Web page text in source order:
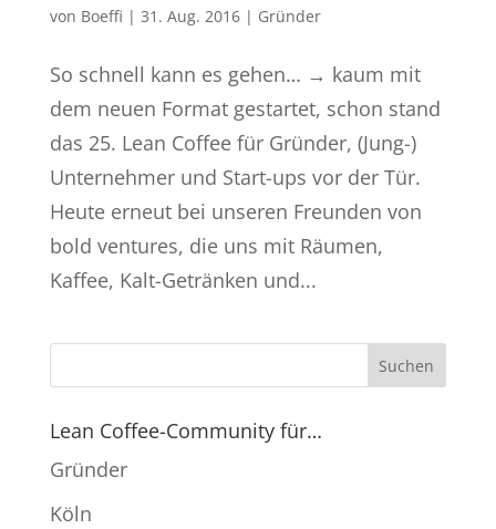
von Boeffi | 31. Aug. 2016| Gründer
So schnell kann es gehen… → kaum mit
dem neuen Format gestartet, schon stand
das 25. Lean Coffee für Gründer, (Jung-)
Unternehmer und Start-ups vor der Tür.
Heute erneut bei unseren Freunden von
bold ventures, die uns mit Räumen,
Kaffee, Kalt-Getränken und...
Lean Coffee-Community für…
Gründer
Köln